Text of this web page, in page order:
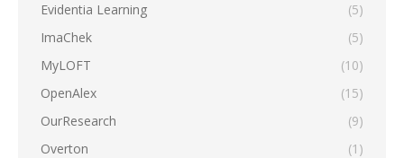
Evidentia Learning
(5)
ImaChek
(5)
MyLOFT
(10)
OpenAlex
(15)
OurResearch
(9)
Overton
(1)